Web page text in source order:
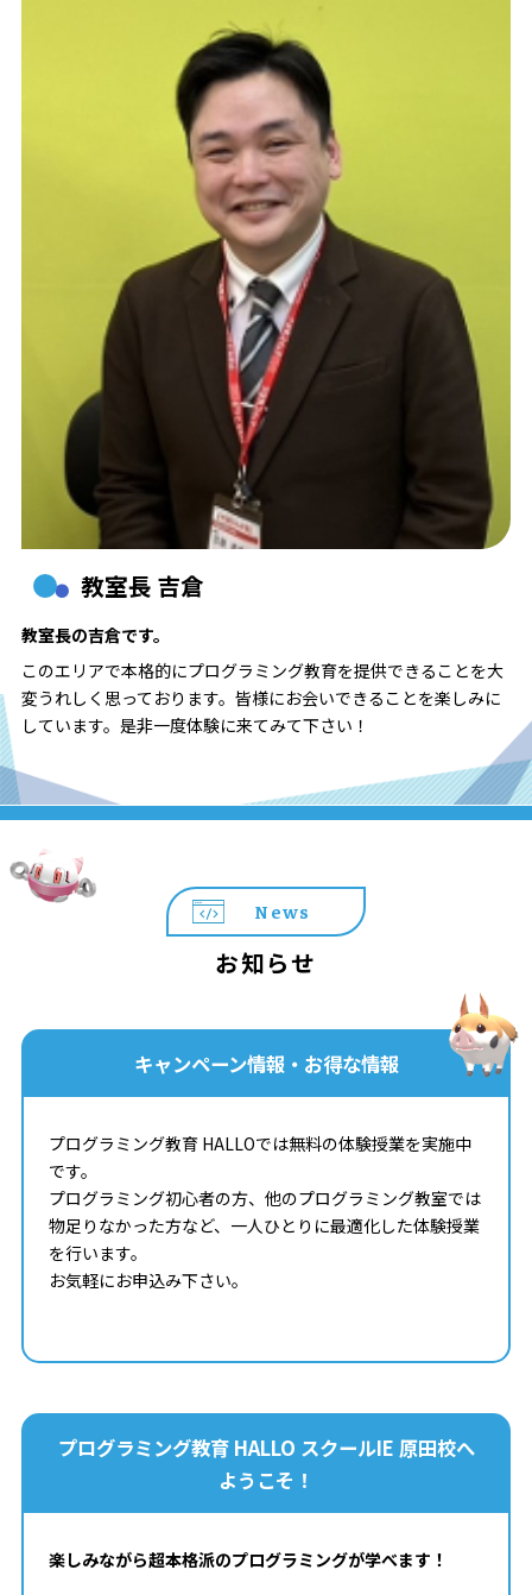
教室長 吉倉
教室長の吉倉です。
このエリアで本格的にプログラミング教育を提供できることを大
変うれしく思っております。皆様にお会いできることを楽しみに
しています。是非一度体験に来てみて下さい！
News
お知らせ
キャンペーン情報・お得な情報
プログラミング教育 HALLOでは無料の体験授業を実施中
です。
プログラミング初心者の方、他のプログラミング教室では
物足りなかった方など、一人ひとりに最適化した体験授業
を行います。
お気軽にお申込み下さい。
プログラミング教育 HALLO スクールIE 原田校へ
ようこそ！
楽しみながら超本格派のプログラミングが学べます！